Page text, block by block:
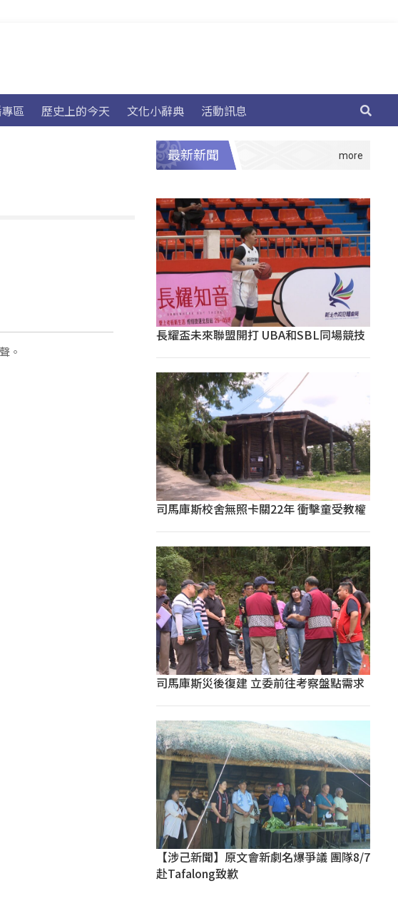
區 歷史上的今天 文化小辭典 活動訊息
。
最新新聞
長耀盃未來聯盟開打 UBA和SBL同場競技
司馬庫斯校舍無照卡關22年 衝擊童受教權
司馬庫斯災後復建 立委前往考察盤點需求
【涉己新聞】原文會新劇名爆爭議 團隊8/7
赴Tafalong致歉